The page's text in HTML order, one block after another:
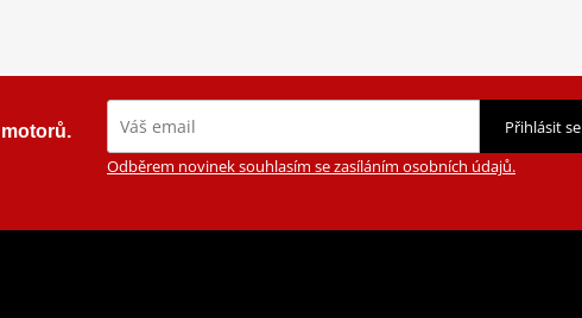
Přihlásit se
Odběrem novinek souhlasím se zasíláním osobních údajů.